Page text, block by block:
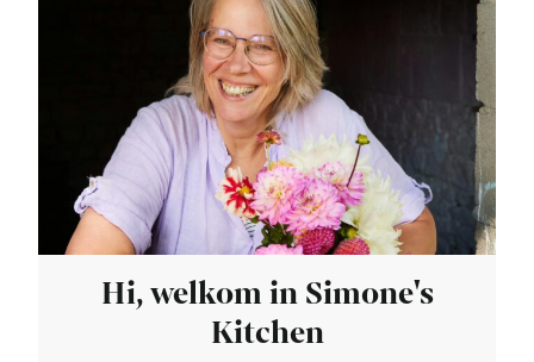
Hi, welkom in Simone's
Kitchen